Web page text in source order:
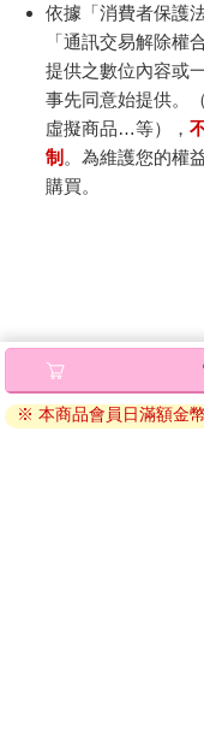
依據「消費者保護
「通訊交易解除權
提供之數位內容或
事先同意始提供。
虛擬商品…等），
制 。為維護您的權
購買。
※ 本商品會員日滿額金